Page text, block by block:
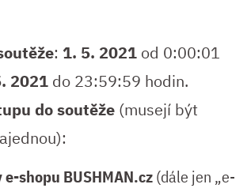
: 1. 5. 2021 od 0:00:01
2021 do 23:59:59 hodin.
do soutěže (musejí být
e-shopu BUSHMAN.cz(dále jen „e-